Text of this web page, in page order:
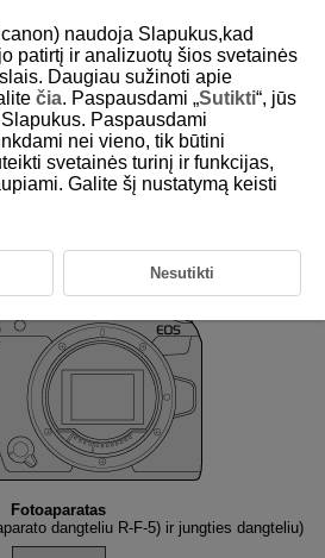
ar pakuotėje yra toliau nurodyti
Fotoaparatas
dangteliu R-F-5) ir jungties dangteliu)
naudoja Slapukus,kad
patirtį ir analizuotų šios svetainės
Daugiau sužinoti apie
čia. Paspausdami „Sutikti“, jūs
Paspausdami
nei vieno, tik būtini
svetainės turinį ir funkcijas,
Galite šį nustatymą keisti
Nesutikti